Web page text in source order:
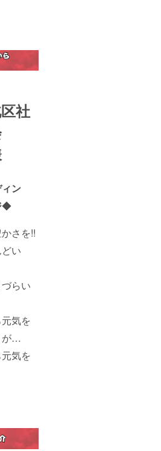
社
ン
◆
さを!!
い
らい
気を
が…
気を